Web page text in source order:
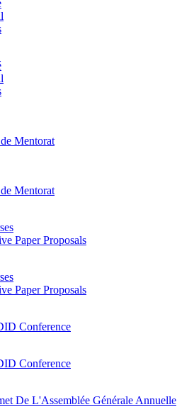
Mentorat
Mentorat
Paper Proposals
Paper Proposals
Conference
Conference
De L'Assemblée Générale Annuelle